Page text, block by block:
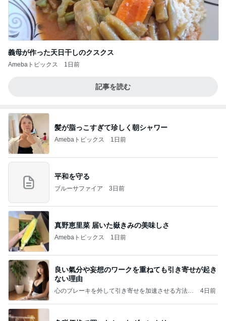
義母が作った天日干しのクスクス
Amebaトピックス 1日前
記事を読む
髪が脂っこすぎて珍しく朝シャワー
Amebaトピックス 1日前
平和を守る
ブルーサファイア 3日前
真野恵里菜 届いた嶽きみの美味しさ
Amebaトピックス 1日前
良い氣分や妄想のワークを重ねても引き寄せが起き
ない理由
心のブレーキを外して引き寄せを加速させる方法：
4日前